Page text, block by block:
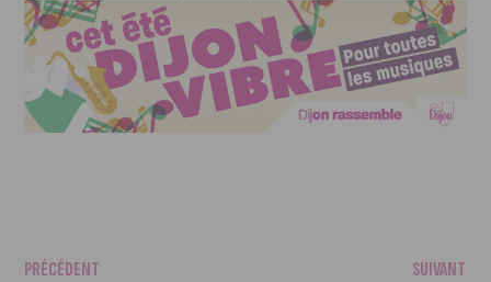
PRÉCÉDENT SUIVANT